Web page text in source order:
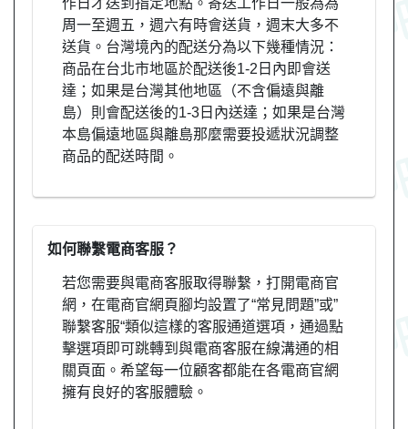
周一至週五，週六有時會送貨，週末大多不
送貨。台灣境內的配送分為以下幾種情況：
商品在台北市地區於配送後1-2日內即會送
達；如果是台灣其他地區（不含偏遠與離
島）則會配送後的1-3日內送達；如果是台灣
本島偏遠地區與離島那麼需要投遞狀況調整
商品的配送時間。
如何聯繫電商客服？
若您需要與電商客服取得聯繫，打開電商官
網，在電商官網頁腳均設置了“常見問題”或”
聯繫客服“類似這樣的客服通道選項，通過點
擊選項即可跳轉到與電商客服在線溝通的相
關頁面。希望每一位顧客都能在各電商官網
擁有良好的客服體驗。